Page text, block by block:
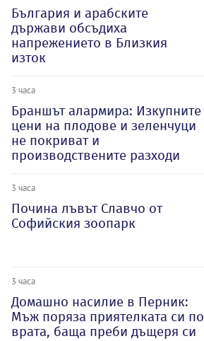
България и арабските
държави обсъдиха
напрежението в Близкия
изток
3 часа
Браншът алармира: Изкупните
цени на плодове и зеленчуци
не покриват и
производствените разходи
3 часа
Почина лъвът Славчо от
Софийския зоопарк
3 часа
Домашно насилие в Перник:
Мъж поряза приятелката си по
врата, баща преби дъщеря си